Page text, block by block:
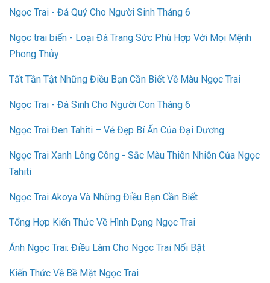
Ngọc Trai - Đá Quý Cho Người Sinh Tháng 6
Ngọc trai biển - Loại Đá Trang Sức Phù Hợp Với Mọi Mệnh
Phong Thủy
Tất Tần Tật Những Điều Bạn Cần Biết Về Màu Ngọc Trai
Ngọc Trai - Đá Sinh Cho Người Con Tháng 6
Ngọc Trai Đen Tahiti – Vẻ Đẹp Bí Ẩn Của Đại Dương
Ngọc Trai Xanh Lông Công - Sắc Màu Thiên Nhiên Của Ngọc
Tahiti
Ngọc Trai Akoya Và Những Điều Bạn Cần Biết
Tổng Hợp Kiến Thức Về Hình Dạng Ngọc Trai
Ánh Ngọc Trai: Điều Làm Cho Ngọc Trai Nổi Bật
Kiến Thức Về Bề Mặt Ngọc Trai